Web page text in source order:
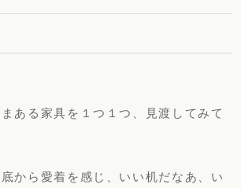
ある家具を１つ１つ、見渡してみて
から愛着を感じ、いい机だなあ、い